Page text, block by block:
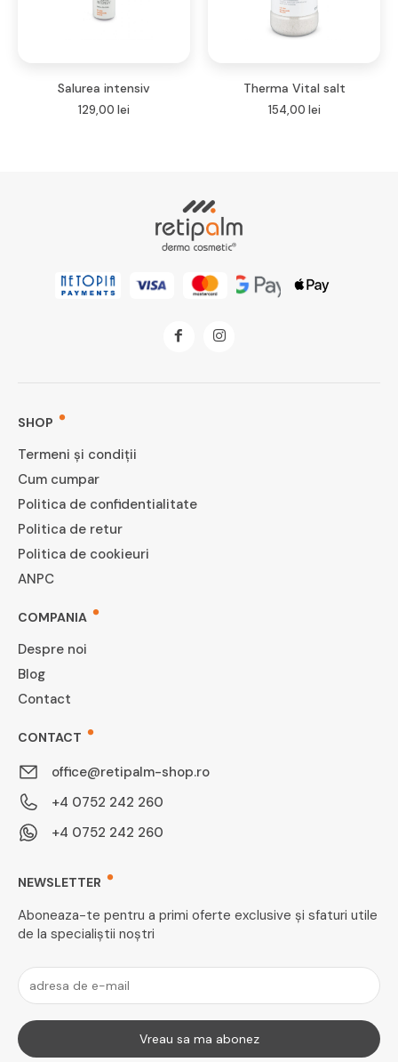
Salurea intensiv
129,00 lei
Therma Vital salt
154,00 lei
SHOP
Termeni și condiții
Cum cumpar
Politica de confidentialitate
Politica de retur
Politica de cookieuri
ANPC
COMPANIA
Despre noi
Blog
Contact
CONTACT
office@retipalm-shop.ro
+4 0752 242 260
+4 0752 242 260
NEWSLETTER
Aboneaza-te pentru a primi oferte exclusive și sfaturi utile
de la specialiștii noștri
Vreau sa ma abonez